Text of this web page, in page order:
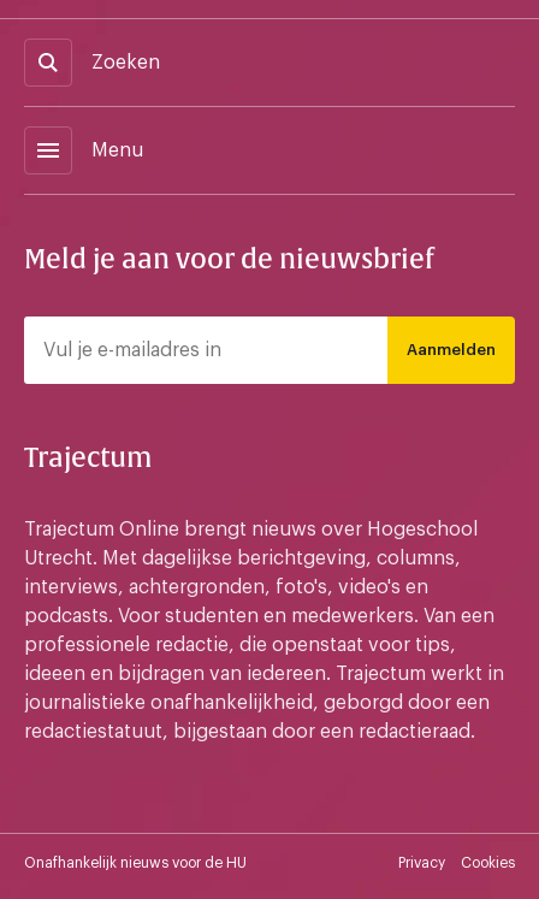
Zoeken
menu Menu
Meld je aan voor de nieuwsbrief
Aanmelden
Trajectum
Trajectum Online brengt nieuws over Hogeschool
Utrecht. Met dagelijkse berichtgeving, columns,
interviews, achtergronden, foto's, video's en
podcasts. Voor studenten en medewerkers. Van een
professionele redactie, die openstaat voor tips,
ideeen en bijdragen van iedereen. Trajectum werkt in
journalistieke onafhankelijkheid, geborgd door een
redactiestatuut, bijgestaan door een redactieraad.
Onafhankelijk nieuws voor de HU Privacy Cookies